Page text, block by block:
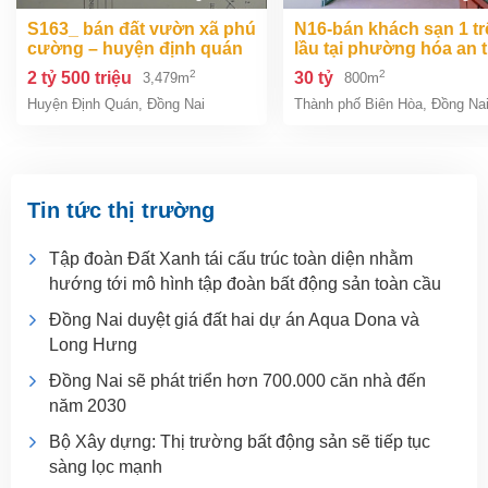
s163_ bán đất vườn xã phú
cường – huyện định quán
– đồng na
2 tỷ 500 triệu 3,479m2
Huyện Định Quán, Đồng Nai
n16-bán khách sạn 1 trệt 2
lầu tại phường hóa an
biên hòa dt 800m2 giá
30 tỷ 800m2
Thành phố Biên Hòa, Đồng Nai
Tin tức thị trường
Tập đoàn Đất Xanh tái cấu trúc toàn diện nhằm
hướng tới mô hình tập đoàn bất động sản toàn cầu
Đồng Nai duyệt giá đất hai dự án Aqua Dona và
Long Hưng
Đồng Nai sẽ phát triển hơn 700.000 căn nhà đến
năm 2030
Bộ Xây dựng: Thị trường bất động sản sẽ tiếp tục
sàng lọc mạnh